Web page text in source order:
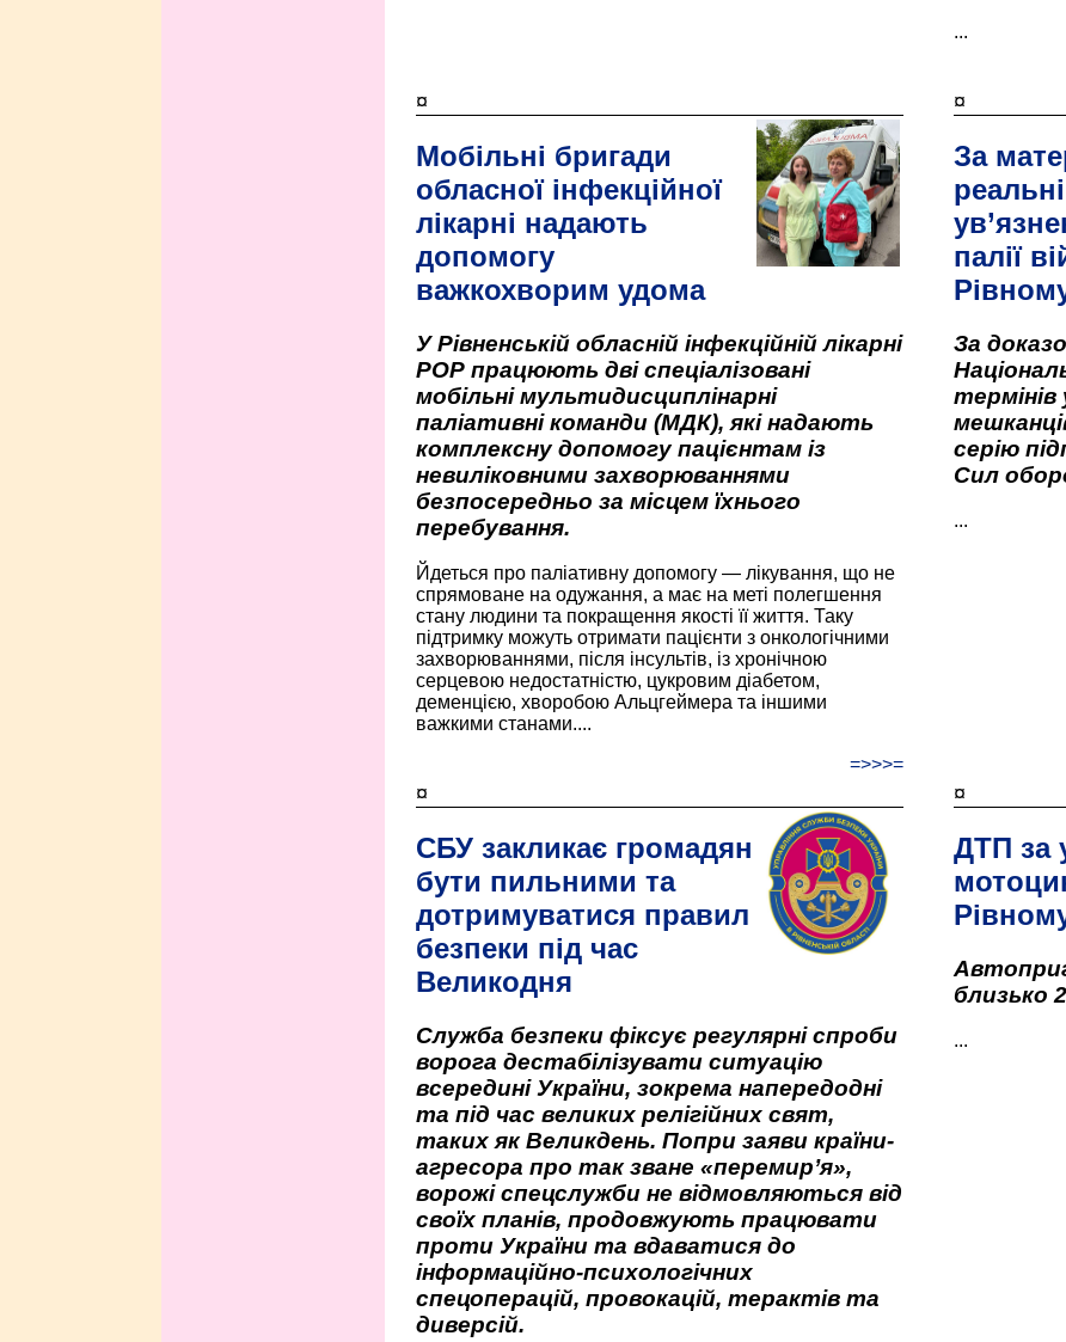
...
¤
Мобільні бригади
обласної інфекційної
лікарні надають
допомогу
важкохворим удома
У Рівненській обласній інфекційній лікарні
РОР працюють дві спеціалізовані
мобільні мультидисциплінарні
паліативні команди (МДК), які надають
комплексну допомогу пацієнтам із
невиліковними захворюваннями
безпосередньо за місцем їхнього
перебування.
Йдеться про паліативну допомогу — лікування, що не
спрямоване на одужання, а має на меті полегшення
стану людини та покращення якості її життя. Таку
підтримку можуть отримати пацієнти з онкологічними
захворюваннями, після інсультів, із хронічною
серцевою недостатністю, цукровим діабетом,
деменцією, хворобою Альцгеймера та іншими
важкими станами....
=>>>=
¤
За
палії
За
термінів
серію
Сил
...
¤
СБУ закликає громадян
бути пильними та
дотримуватися правил
безпеки під час
Великодня
Служба безпеки фіксує регулярні спроби
ворога дестабілізувати ситуацію
всередині України, зокрема напередодні
та під час великих релігійних свят,
таких як Великдень. Попри заяви країни-
агресора про так зване «перемир’я»,
ворожі спецслужби не відмовляються від
своїх планів, продовжують працювати
проти України та вдаватися до
інформаційно-психологічних
спецоперацій, провокацій, терактів та
диверсій.
¤
ДТП за
близько
...